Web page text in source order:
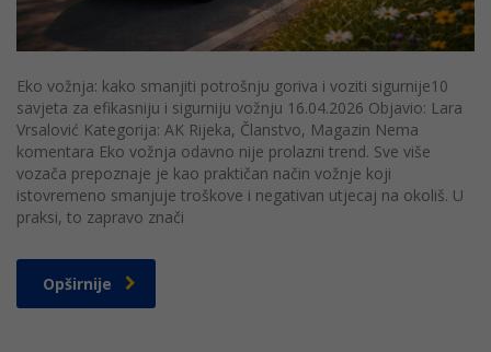
Eko vožnja: kako smanjiti potrošnju goriva i voziti sigurnije10
savjeta za efikasniju i sigurniju vožnju 16.04.2026 Objavio: Lara
Vrsalović Kategorija: AK Rijeka, Članstvo, Magazin Nema
komentara Eko vožnja odavno nije prolazni trend. Sve više
vozača prepoznaje je kao praktičan način vožnje koji
istovremeno smanjuje troškove i negativan utjecaj na okoliš. U
praksi, to zapravo znači
Opširnije